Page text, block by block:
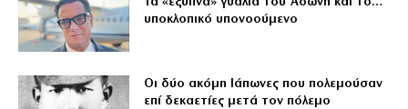
υποκλοπικό υπονοούμενο
Οι δύο ακόμη Ιάπωνες που πολεμούσαν
επί δεκαετίες μετά τον πόλεμο